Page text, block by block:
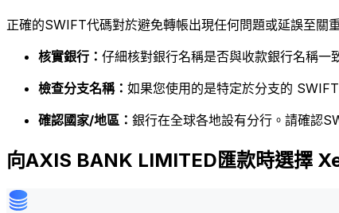
正確的SWIFT代碼對於避免轉帳出現任何問題或延誤至關
核實銀行： 仔細核對銀行名稱是否與收款銀行名稱一
檢查分支名稱： 如果您使用的是特定於分支的
確認國家/地區： 銀行在全球各地設有分行。請確認
向AXIS BANK LIMITED匯款時選擇